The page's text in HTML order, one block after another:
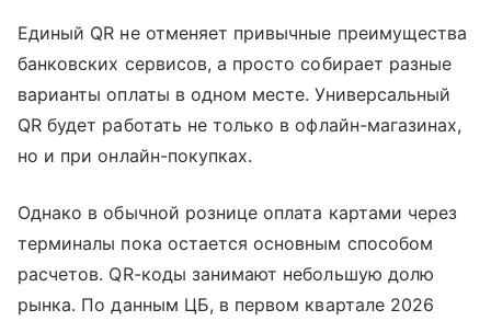
Единый QR не отменяет привычные преимущества
банковских сервисов, а просто собирает разные
варианты оплаты в одном месте. Универсальный
QR будет работать не только в офлайн-магазинах,
но и при онлайн-покупках.
Однако в обычной рознице оплата картами через
терминалы пока остается основным способом
расчетов. QR-коды занимают небольшую долю
рынка. По данным ЦБ, в первом квартале 2026